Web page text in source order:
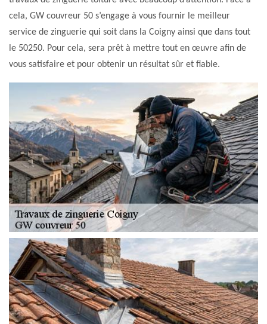
cela, GW couvreur 50 s’engage à vous fournir le meilleur
service de zinguerie qui soit dans la Coigny ainsi que dans tout
le 50250. Pour cela, sera prêt à mettre tout en œuvre afin de
vous satisfaire et pour obtenir un résultat sûr et fiable.